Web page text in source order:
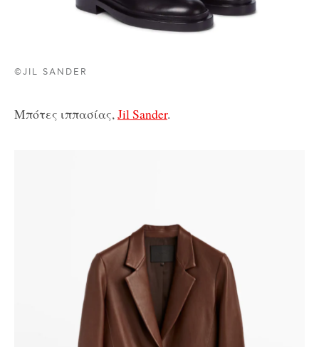
©JIL SANDER
Μπότες ιππασίας,Jil Sander.